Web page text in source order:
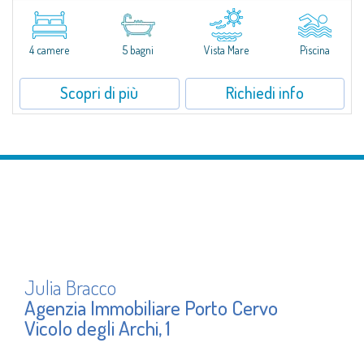
Immersa nella tranquilla e panoramica cornice residenziale di Pantogia, a
solo un minuto d'auto dal cuore glamour di Porto Cervo e dalle sue
spiagge rinomate in tutto il mondo, la Villa N.1 delle Ville del Pevero...
4 camere
5 bagni Vista Mare Piscina
Scopri di più Richiedi info
Julia Bracco
Agenzia Immobiliare Porto Cervo
Vicolo degli Archi, 1